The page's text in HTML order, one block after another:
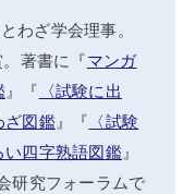
わざ学会理事。
著書に『マンガ
』『 〈試験に出
ざ図鑑』『 〈試験
い四字熟語図鑑』
研究フォーラムで